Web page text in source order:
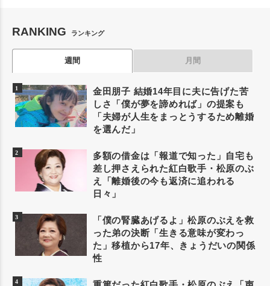
RANKING ランキング
週間 月間
金田朋子 結婚14年目に夫に告げた苦
しさ「僕が夢を諦めれば」の提案も
「夫婦が人生をまっとうするため離婚
を選んだ」
多額の借金は「報道で知った」自宅も
差し押さえられた紅白歌手・松原のぶ
え「離婚後の今も返済に追われる
日々」
「僕の腎臓あげるよ」松原のぶえを救
った弟の決断「生きる意味が変わっ
た」移植から17年、きょうだいの関係
性